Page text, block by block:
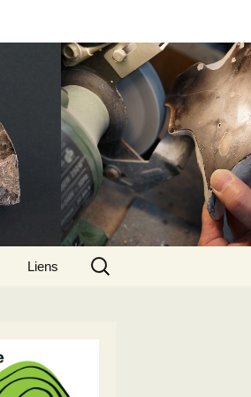
Liens
Rechercher :